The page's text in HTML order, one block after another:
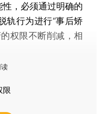
，必须通过明确的
轨行为进行“事后矫
权限不断削减，相
限